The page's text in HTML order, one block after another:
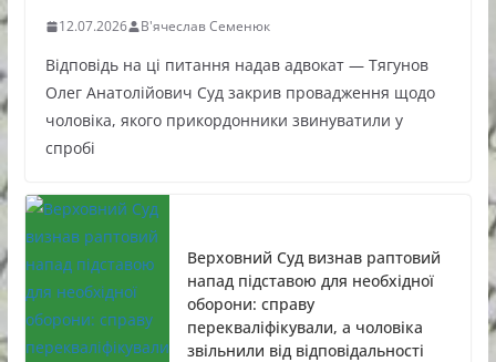
12.07.2026 В'ячеслав Семенюк
Відповідь на ці питання надав адвокат — Тягунов
Олег Анатолійович Суд закрив провадження щодо
чоловіка, якого прикордонники звинуватили у
спробі
Верховний Суд визнав раптовий
напад підставою для необхідної
оборони: справу
перекваліфікували, а чоловіка
звільнили від відповідальності